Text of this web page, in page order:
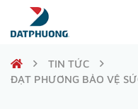
TIN TỨC
ĐẠT PHƯƠNG BẢO VỆ